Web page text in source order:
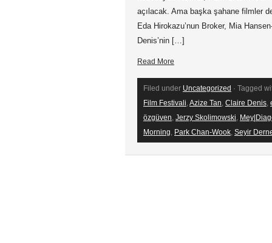
açılacak. Ama başka şahane filmler
Eda Hirokazu’nun Broker, Mia
Denis’nin […]
Read More
Filed under Uncategorized · Tagged
Film Festivali,Azize Tan, Claire Denis,
özgüven, Jerzy Skolimowski,
Morning, Park Chan-Wook, Seyir